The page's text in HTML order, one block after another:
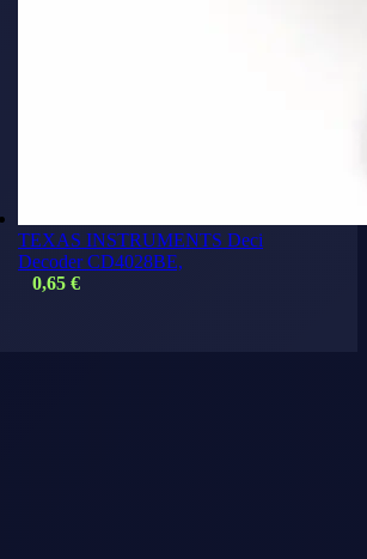
TEXAS INSTRUMENTS Deci
Decoder CD4028BE,
0,65 €